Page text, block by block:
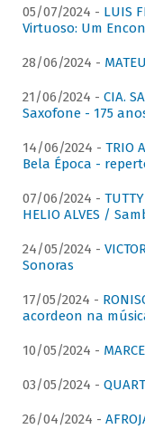
05/07/2024 - LUIS
Virtuoso: Um
28/06/2024 -
21/06/2024 - CIA.
Saxofone - 175
14/06/2024 - TRIO
Bela Época -
07/06/2024 -
HELIO ALVES /
24/05/2024 -
Sonoras
17/05/2024 -
acordeon na
10/05/2024 -
03/05/2024 -
26/04/2024 -